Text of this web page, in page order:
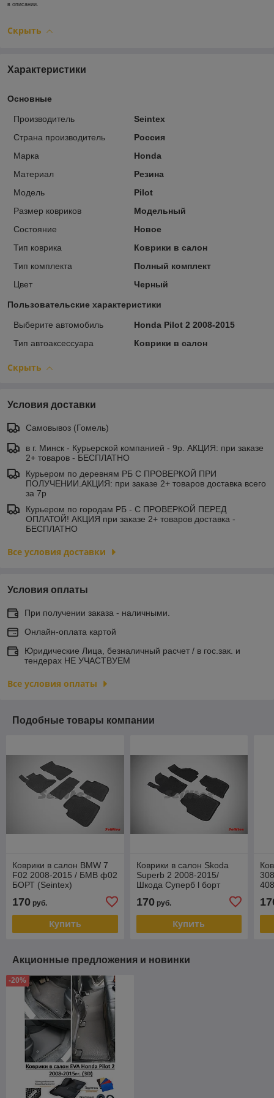
в описании.
Скрыть
Характеристики
Основные
Производитель
Seintex
Страна производитель
Россия
Марка
Honda
Материал
Резина
Модель
Pilot
Размер ковриков
Модельный
Состояние
Новое
Тип коврика
Коврики в салон
Тип комплекта
Полный комплект
Цвет
Черный
Пользовательские характеристики
Выберите автомобиль
Honda Pilot 2 2008-2015
Тип автоаксессуара
Коврики в салон
Скрыть
Условия доставки
Самовывоз (Гомель)
в г. Минск - Курьерской компанией - 9р. АКЦИЯ: при заказе
2+ товаров - БЕСПЛАТНО
Курьером по деревням РБ С ПРОВЕРКОЙ ПРИ
ПОЛУЧЕНИИ.АКЦИЯ: при заказе 2+ товаров доставка всего
за 7р
Курьером по городам РБ - С ПРОВЕРКОЙ ПЕРЕД
ОПЛАТОЙ! АКЦИЯ при заказе 2+ товаров доставка -
БЕСПЛАТНО
Все условия доставки
Условия оплаты
При получении заказа - наличными.
Онлайн-оплата картой
Юридические Лица, безналичный расчет / в гос.зак. и
тендерах НЕ УЧАСТВУЕМ
Все условия оплаты
Подобные товары компании
Коврики в салон BMW 7
F02 2008-2015 / БМВ ф02
БОРТ (Seintex)
170 руб.
Купить
Коврики в салон Skoda
Superb 2 2008-2015/
Шкода Суперб l борт
170руб.
Купить
Акционные предложения и новинки
-20%